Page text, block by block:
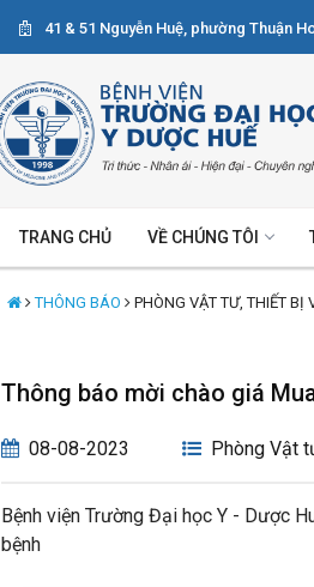
41 & 51 Nguyễn Huệ, phường Thuận
TRANG CHỦ VỀ CHÚNG TÔI
THÔNG BÁO PHÒNG VẬT TƯ, THIẾT BỊ
Thông báo mời chào giá
08-08-2023 Phòng Vật
Bệnh viện Trường Đại học Y - Dược
bệnh